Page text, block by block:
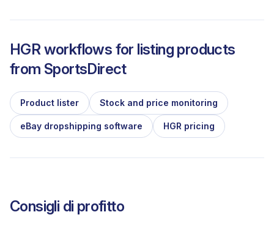
HGR workflows for listing products
from SportsDirect
Product lister Stock and price monitoring
eBay dropshipping software HGR pricing
Consigli di profitto